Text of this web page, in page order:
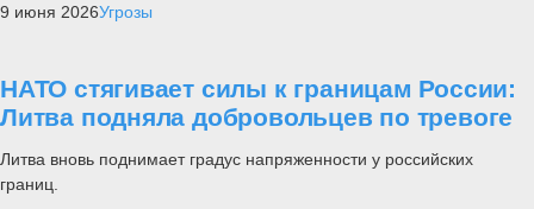
9 июня 2026Угрозы
НАТО стягивает силы к границам России:
Литва подняла добровольцев по тревоге
Литва вновь поднимает градус напряженности у российских
границ.